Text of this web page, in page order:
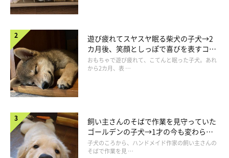
遊び疲れてスヤスヤ眠る柴犬の子犬→2
カ月後、笑顔としっぽで喜びを表すコに
成長！
おもちゃで遊び疲れて、こてんと眠った子犬。あれ
から2カ月、表 …
飼い主さんのそばで作業を見守っていた
ゴールデンの子犬→1才の今も変わらな
い“見守り隊”の姿にほっこり
子犬のころから、ハンドメイド作家の飼い主さんの
そばで作業を見 …